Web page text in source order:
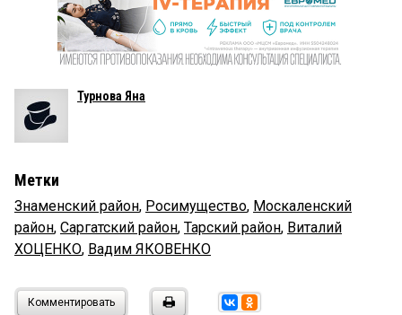
Турнова Яна
Метки
Знаменский район, Росимущество, Москаленский
район, Саргатский район, Тарский район, Виталий
ХОЦЕНКО, Вадим ЯКОВЕНКО
Комментировать